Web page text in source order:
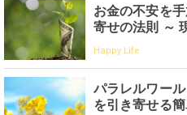
お金の不安を
寄せの法則 ～
Happy Life
パラレルワー
を引き寄せる